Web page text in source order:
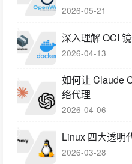
2026-05-21
深入理解 OCI
2026-04-13
如何让 Claude
络代理
2026-04-06
Linux 四大透明
2026-03-28